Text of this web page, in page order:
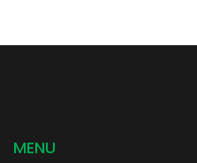
MENU